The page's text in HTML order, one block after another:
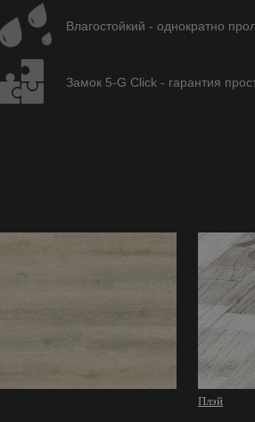
Влагостойкий - однократно
Замок 5-G Click - гарантия
Плэй